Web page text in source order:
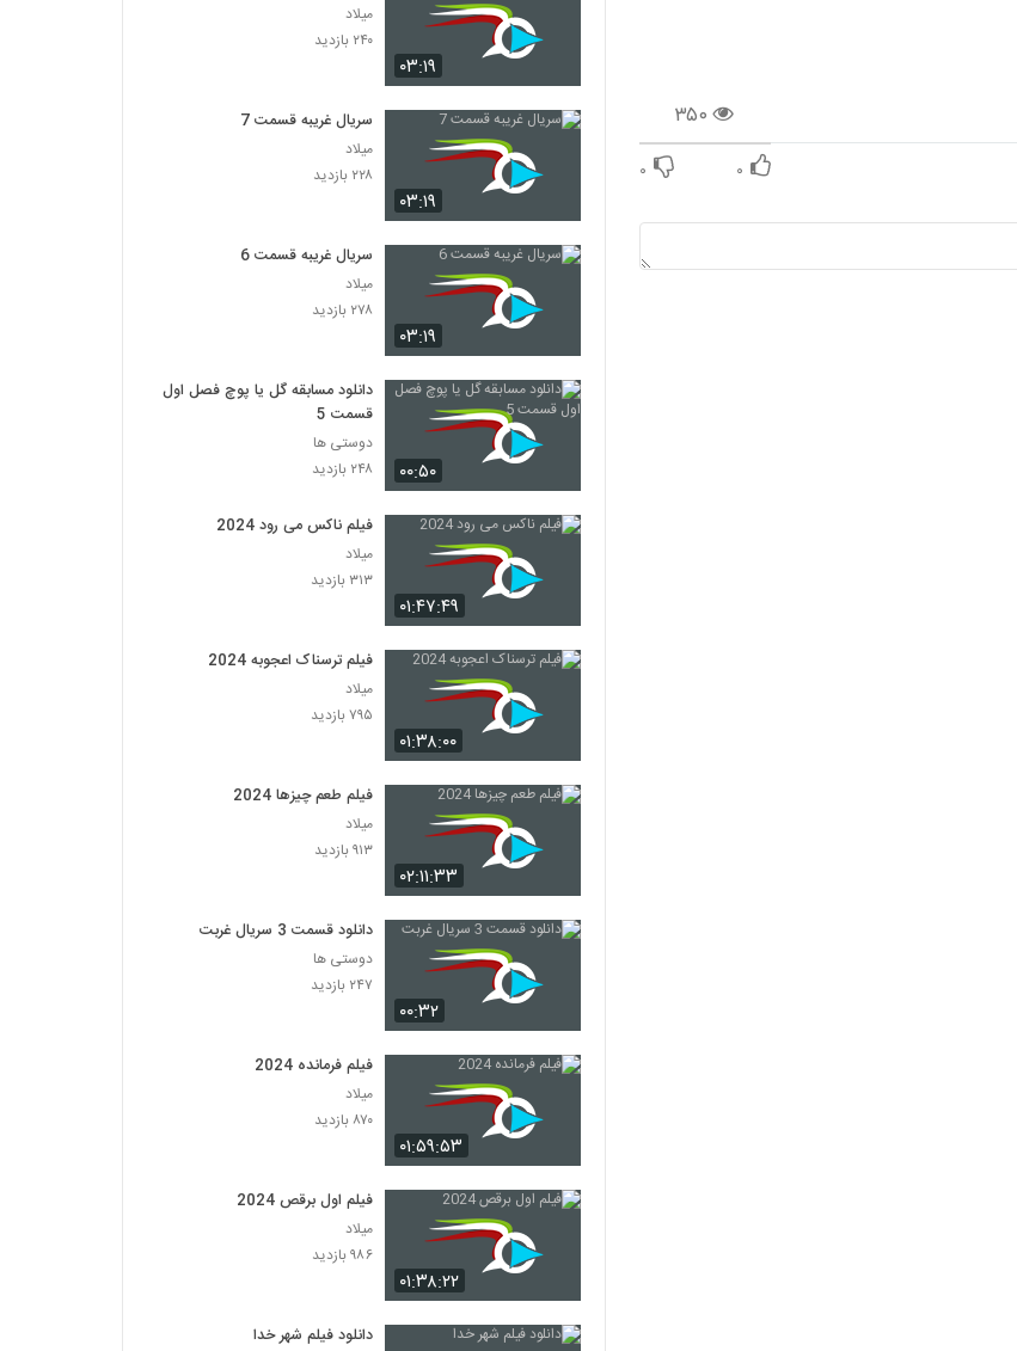
۳۵۰
۰ ۰
۰۳:۱۹
میلاد
۲۴۰ بازدید
۰۳:۱۹
سریال غریبه قسمت 7
میلاد
۲۲۸ بازدید
۰۳:۱۹
سریال غریبه قسمت 6
میلاد
۲۷۸ بازدید
۰۰:۵۰
دانلود مسابقه گل یا پوچ فصل اول
قسمت 5
دوستی ها
۲۴۸ بازدید
۰۱:۴۷:۴۹
فیلم ناکس می رود 2024
میلاد
۳۱۳ بازدید
۰۱:۳۸:۰۰
فیلم ترسناک اعجوبه 2024
میلاد
۷۹۵ بازدید
۰۲:۱۱:۳۳
فیلم طعم چیزها 2024
میلاد
۹۱۳ بازدید
۰۰:۳۲
دانلود قسمت 3 سریال غربت
دوستی ها
۲۴۷ بازدید
۰۱:۵۹:۵۳
فیلم فرمانده 2024
میلاد
۸۷۰ بازدید
۰۱:۳۸:۲۲
فیلم اول برقص 2024
میلاد
۹۸۶ بازدید
دانلود فیلم شهر خدا